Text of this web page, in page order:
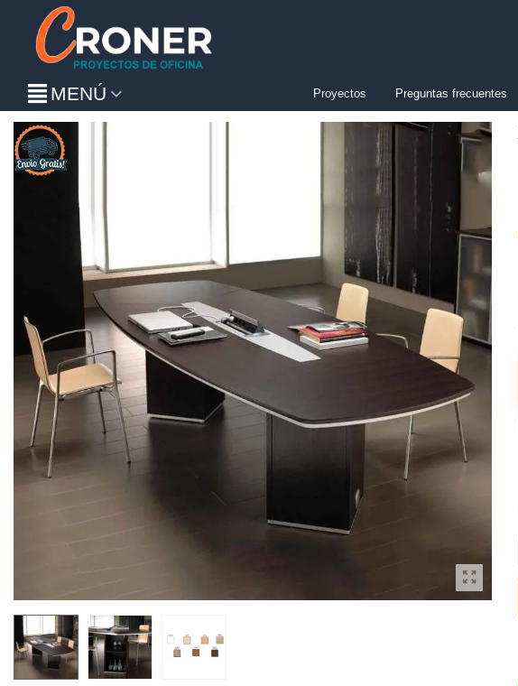
MENÚ Proyectos Preguntas frecuentes